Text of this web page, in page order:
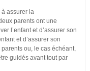
assurer la
parents ont une
l’enfant et d’assurer son
et d’assurer son
ou, le cas échéant,
guidés avant tout par